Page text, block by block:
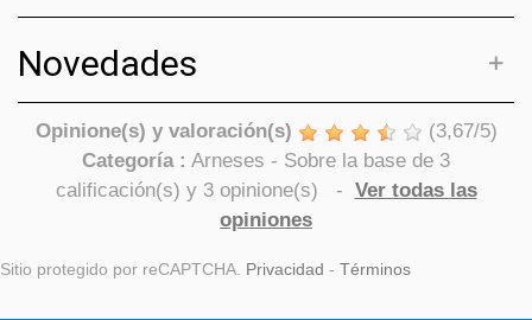
Novedades
Opinione(s) y valoración(s) (3,67/5)
Categoría : Arneses - Sobre la base de 3
calificación(s) y 3opinione(s) - Ver todas las
opiniones
Sitio protegido por reCAPTCHA. Privacidad - Términos